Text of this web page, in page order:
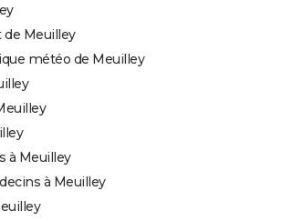
Meuilley
météo de Meuilley
à Meuilley
à Meuilley